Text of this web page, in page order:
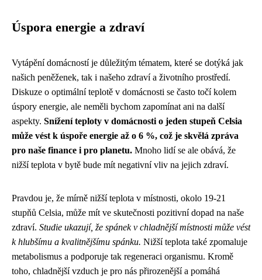
Úspora energie a zdraví
Vytápění domácností je důležitým tématem, které se dotýká jak
našich peněženek, tak i našeho zdraví a životního prostředí.
Diskuze o optimální teplotě v domácnosti se často točí kolem
úspory energie, ale neměli bychom zapomínat ani na další
aspekty. Snížení teploty v domácnosti o jeden stupeň Celsia
může vést k úspoře energie až o 6 %, což je skvělá zpráva
pro naše finance i pro planetu. Mnoho lidí se ale obává, že
nižší teplota v bytě bude mít negativní vliv na jejich zdraví.
Pravdou je, že mírně nižší teplota v místnosti, okolo 19-21
stupňů Celsia, může mít ve skutečnosti pozitivní dopad na naše
zdraví. Studie ukazují, že spánek v chladnější místnosti může vést
k hlubšímu a kvalitnějšímu spánku. Nižší teplota také zpomaluje
metabolismus a podporuje tak regeneraci organismu. Kromě
toho, chladnější vzduch je pro nás přirozenější a pomáhá